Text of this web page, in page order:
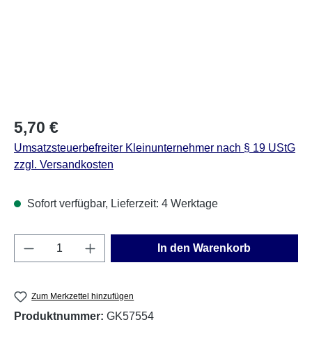
Regulärer Preis:
5,70 €
Umsatzsteuerbefreiter Kleinunternehmer nach § 19 UStG
zzgl. Versandkosten
Sofort verfügbar, Lieferzeit: 4 Werktage
Produkt Anzahl: Gib den gewünschten
In den Warenkorb
Zum Merkzettel hinzufügen
Produktnummer: GK57554